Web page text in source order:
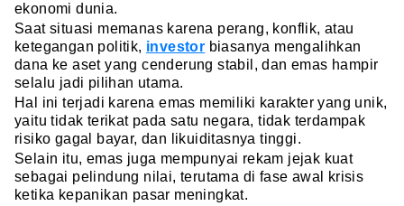
ekonomi dunia.
Saat situasi memanas karena perang, konflik, atau
ketegangan politik, investor biasanya mengalihkan
dana ke aset yang cenderung stabil, dan emas hampir
selalu jadi pilihan utama.
Hal ini terjadi karena emas memiliki karakter yang unik,
yaitu tidak terikat pada satu negara, tidak terdampak
risiko gagal bayar, dan likuiditasnya tinggi.
Selain itu, emas juga mempunyai rekam jejak kuat
sebagai pelindung nilai, terutama di fase awal krisis
ketika kepanikan pasar meningkat.